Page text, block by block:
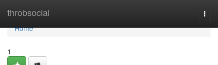
throbsocial
Home
Home
1